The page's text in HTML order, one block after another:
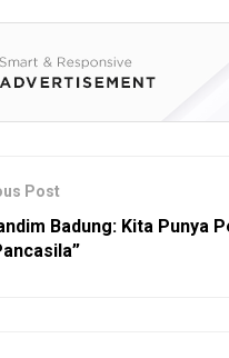
Post
Badung: Kita Punya